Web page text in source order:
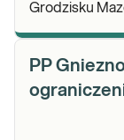
Grodzisku Mazowieckim: w
PP